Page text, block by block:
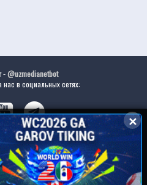
-@uzmedianetbot
в социальных сетях:
приложение:
✕
✕